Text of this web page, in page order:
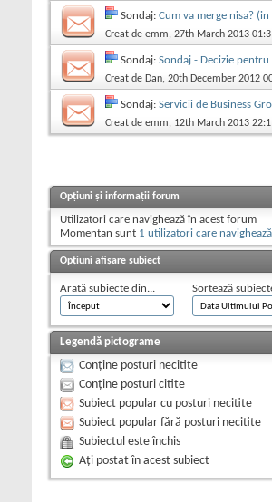
Sondaj: Cum va merge nisa?
Creat de emm, 27th March 2013
Sondaj: Sondaj - Decizie
Creat de Dan, 20th December 2012
Sondaj: Servicii de Business
Creat de emm, 12th March 2013
Opțiuni și informații forum
Utilizatori care navighează în acest forum
Momentan sunt 1 utilizatori care
Opțiuni afișare subiect
Arată subiecte din... Sortează
Legendă pictograme
Conține posturi necitite
Conține posturi citite
Subiect popular cu posturi necitite
Subiect popular fără posturi necitite
Subiectul este închis
Aţi postat în acest subiect